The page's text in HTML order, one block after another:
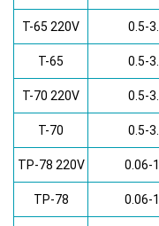
T-65 220V 0.5-
T-65 0.5-
T-70 220V 0.5-
T-70 0.5-
TP-78 220V 0.06-
TP-78 0.06-